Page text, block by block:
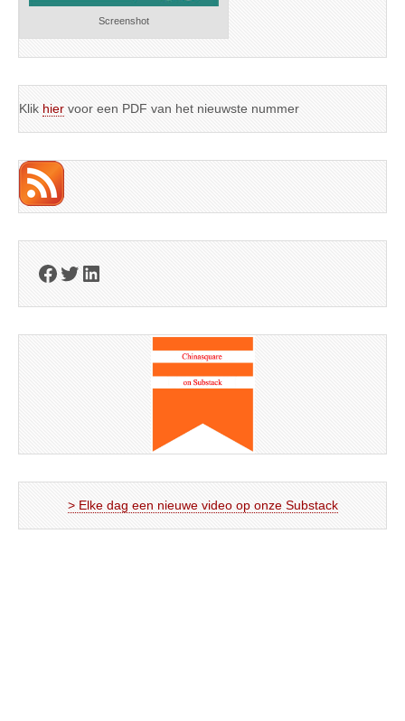
Screenshot
Klik hier voor een PDF van het nieuwste nummer
Facebook
Twitter
LinkedIn
> Elke dag een nieuwe video op onze Substack